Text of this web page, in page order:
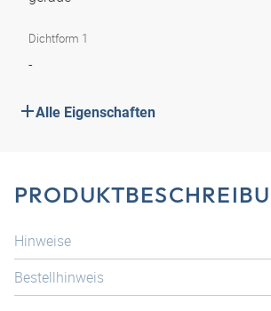
Dichtform 1
-
Alle Eigenschaften
Hinweise
Bestellhinweis